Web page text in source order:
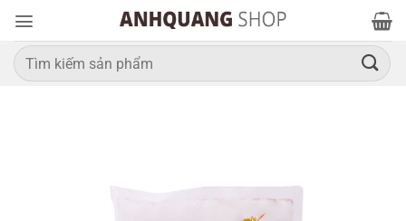
qua
nội
dung
Tìm
kiếm: